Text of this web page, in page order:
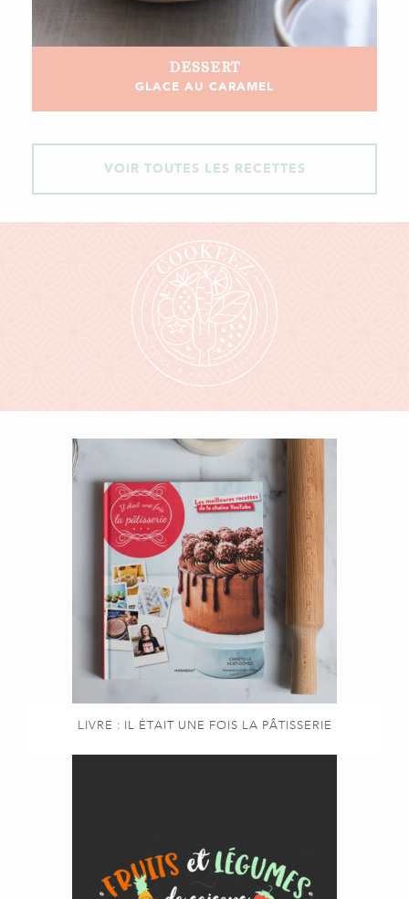
DESSERT
GLACE AU CARAMEL
VOIR TOUTES LES RECETTES
LIVRE : IL ÉTAIT UNE FOIS LA PÂTISSERIE